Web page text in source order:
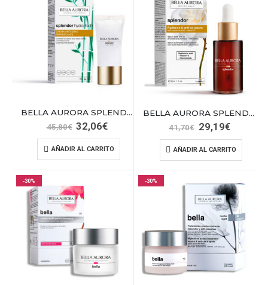
BELLA AURORA SPLENDOR HYDRA FRESH 50 ML
45,80€ El
precio
original
era:
45,80€.
32,06€El
actual
es:
32,06€.
AÑADIR AL CARRITO
BELLA AURORA SPLENDOR SERUM ANTIOX &VITC
41,70€ El
precio
original
era:
41,70€.
29,19€El
actual
es:
29,19€.
AÑADIR AL CARRITO
-30% -30%